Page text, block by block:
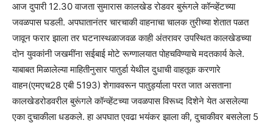
आज दुपारी 12.30 वाजता सुमारास कालखेड रोडवर बुरूंगले कॉन्व्हेंटच्या
जवळपास घडली. अपघातानंतर चारचाकी वाहनाचा चालक तुरीच्या शेतात पळत
जावून फरार झाला तर घटनास्थळाजवळ काही अंतरावर उपस्थित कालखेडच्या
दोन युवकांनी जखमींना सईबाई मोटे रूग्णालयात पोहचविण्याचे मदतकार्य केले.
याबाबत मिळालेल्या माहितीनुसार पातुर्डा येथील दुधाची वाहतूक करणारे
वाहन(एमएच28 एबी 5193) शेगाववरून पातुर्ड्याला परत जात असताना
कालखेडरोडवरील बुरूंगले कॉन्व्हेंटच्या जवळपास विरूध्द दिशेने येत असलेल्या
एका दुचाकीला धडकले. हा अपघात एवढा भयंकर झाला की, दुचाकीवर बसलेला 5